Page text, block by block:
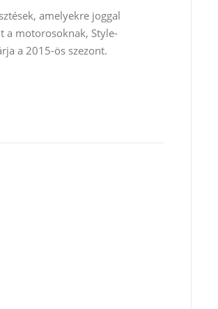
amelyekre joggal
a motorosoknak, Style-
a 2015-ös szezont.